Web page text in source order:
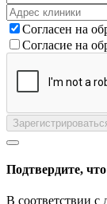
Согласен на
Согласие на
Подтвердите,
В соответствии с